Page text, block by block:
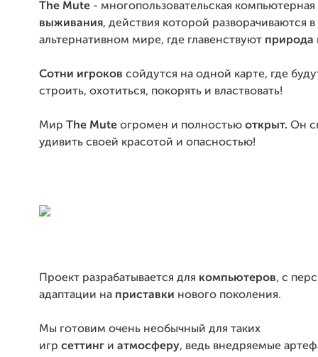
The Mute - многопользовательская
выживания, действия которой разворачиваются в
альтернативном мире, где главенствуют природа
Сотни игроков сойдутся на одной карте, где
строить, охотиться, покорять и властвовать!
Мир The Mute огромен и полностью открыт. Он
удивить своей красотой и опасностью!
Проект разрабатывается для компьютеров, с
адаптации на приставки нового поколения.
Мы готовим очень необычный для таких
игр сеттинг и атмосферу, ведь внедряемые